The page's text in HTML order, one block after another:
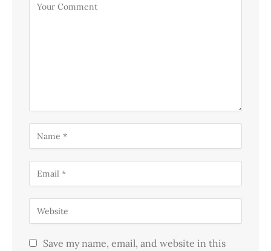
Save my name, email, and website in this